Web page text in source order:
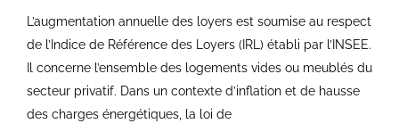
L’augmentation annuelle des loyers est soumise au respect
de l’Indice de Référence des Loyers (IRL) établi par l’INSEE.
Il concerne l’ensemble des logements vides ou meublés du
secteur privatif. Dans un contexte d’inflation et de hausse
des charges énergétiques, la loi de